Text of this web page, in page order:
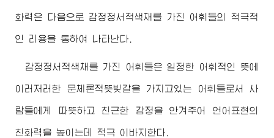
화력은 다음으로 감정정서적색채를 가진 어휘들의 적극적
인 리용을 통하여 나타난다.
감정정서적색채를 가진 어휘들은 일정한 어휘적인 뜻에
이러저러한 문체론적뜻빛갈을 가지고있는 어휘들로서 사
람들에게 따뜻하고 친근한 감정을 안겨주어 언어표현의
친화력을 높이는데 적극 이바지한다.